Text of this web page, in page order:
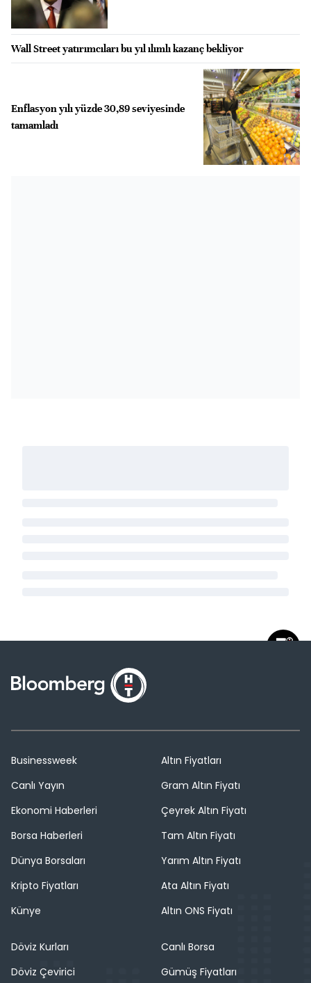
Wall Street yatırımcıları bu yıl ılımlı kazanç bekliyor
Enflasyon yılı yüzde 30,89 seviyesinde
tamamladı
Businessweek
Canlı Yayın
Ekonomi Haberleri
Borsa Haberleri
Dünya Borsaları
Kripto Fiyatları
Künye
Altın Fiyatları
Gram Altın Fiyatı
Çeyrek Altın Fiyatı
Tam Altın Fiyatı
Yarım Altın Fiyatı
Ata Altın Fiyatı
Altın ONS Fiyatı
Döviz Kurları
Döviz Çevirici
Canlı Borsa
Gümüş Fiyatları